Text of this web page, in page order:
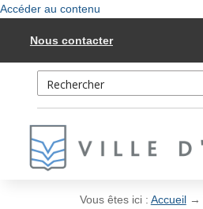
Accéder au contenu
Nous contacter
Vous êtes ici : Accueil→